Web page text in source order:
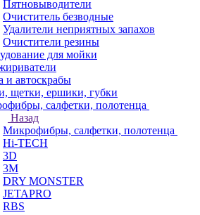
Пятновыводители
Очиститель безводные
Удалители неприятных запахов
Очистители резины
для мойки
и автоскрабы
щетки, ершики, губки
салфетки, полотенца
Назад
Микрофибры, салфетки, полотенца
Hi-TECH
3D
3М
DRY MONSTER
JETAPRO
RBS